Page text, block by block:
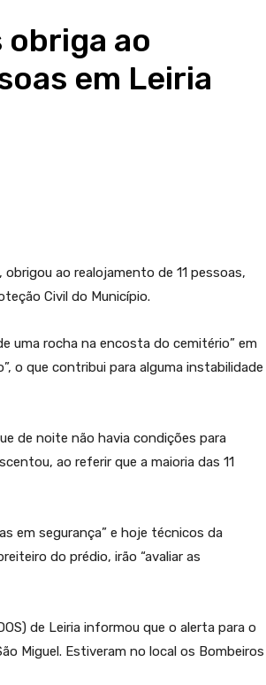
ao
em Leiria
ao realojamento de 11 pessoas,
Civil do Município.
uma rocha na encosta do cemitério” em
o que contribui para alguma instabilidade
de noite não havia condições para
ao referir que a maioria das 11
em segurança” e hoje técnicos da
do prédio, irão “avaliar as
de Leiria informou que o alerta para o
Miguel. Estiveram no local os Bombeiros